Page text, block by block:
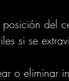
del
si se
o eliminar